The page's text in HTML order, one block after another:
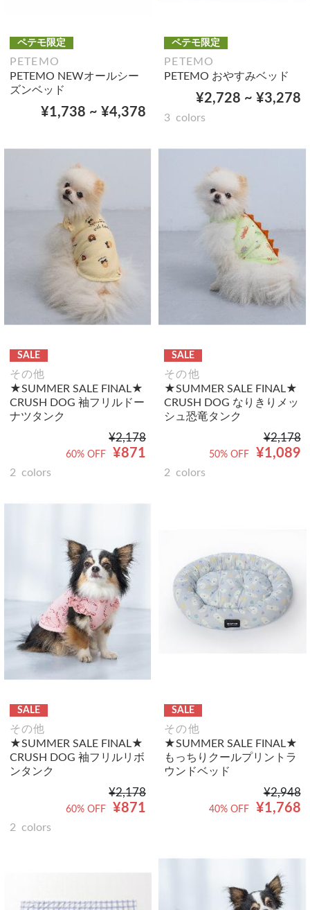
ペテモ限定
PETEMO
PETEMO NEWオールシー
ズンベッド
¥1,738 ~ ¥4,378
ペテモ限定
PETEMO
PETEMO おやすみベッド
¥2,728 ~ ¥3,278
3 colors
SALE
その他
★SUMMER SALE FINAL★
CRUSH DOG 袖フリルドー
ナツタンク
¥2,178
¥871
60% OFF
2 colors
SALE
その他
★SUMMER SALE FINAL★
CRUSH DOG なりきりメッ
シュ恐竜タンク
¥2,178
¥1,089
50% OFF
2 colors
SALE
その他
★SUMMER SALE FINAL★
CRUSH DOG 袖フリルリボ
ンタンク
¥2,178
¥871
60% OFF
2 colors
SALE
その他
★SUMMER SALE FINAL★
もっちりクールプリントラ
ウンドベッド
¥2,948
¥1,768
40% OFF